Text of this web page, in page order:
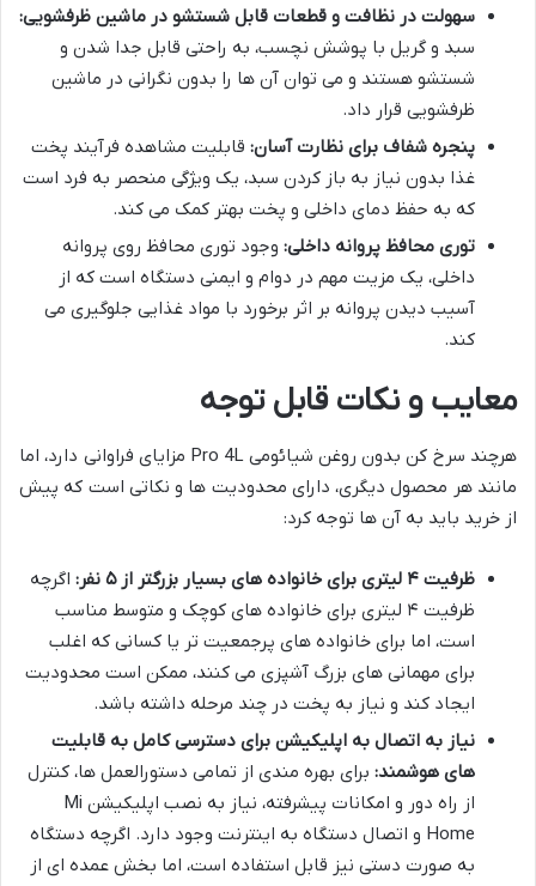
سهولت در نظافت و قطعات قابل شستشو در ماشین ظرفشویی:
سبد و گریل با پوشش نچسب، به راحتی قابل جدا شدن و
شستشو هستند و می توان آن ها را بدون نگرانی در ماشین
ظرفشویی قرار داد.
پنجره شفاف برای نظارت آسان: قابلیت مشاهده فرآیند پخت
غذا بدون نیاز به باز کردن سبد، یک ویژگی منحصر به فرد است
که به حفظ دمای داخلی و پخت بهتر کمک می کند.
توری محافظ پروانه داخلی: وجود توری محافظ روی پروانه
داخلی، یک مزیت مهم در دوام و ایمنی دستگاه است که از
آسیب دیدن پروانه بر اثر برخورد با مواد غذایی جلوگیری می
کند.
معایب و نکات قابل توجه
هرچند سرخ کن بدون روغن شیائومی Pro 4L مزایای فراوانی دارد، اما
مانند هر محصول دیگری، دارای محدودیت ها و نکاتی است که پیش
از خرید باید به آن ها توجه کرد:
ظرفیت ۴ لیتری برای خانواده های بسیار بزرگتر از ۵ نفر:
اگرچه
ظرفیت ۴ لیتری برای خانواده های کوچک و متوسط مناسب
است، اما برای خانواده های پرجمعیت تر یا کسانی که اغلب
برای مهمانی های بزرگ آشپزی می کنند، ممکن است محدودیت
ایجاد کند و نیاز به پخت در چند مرحله داشته باشد.
نیاز به اتصال به اپلیکیشن برای دسترسی کامل به قابلیت
های هوشمند: برای بهره مندی از تمامی دستورالعمل ها، کنترل
از راه دور و امکانات پیشرفته، نیاز به نصب اپلیکیشن Mi
Home و اتصال دستگاه به اینترنت وجود دارد. اگرچه دستگاه
به صورت دستی نیز قابل استفاده است، اما بخش عمده ای از